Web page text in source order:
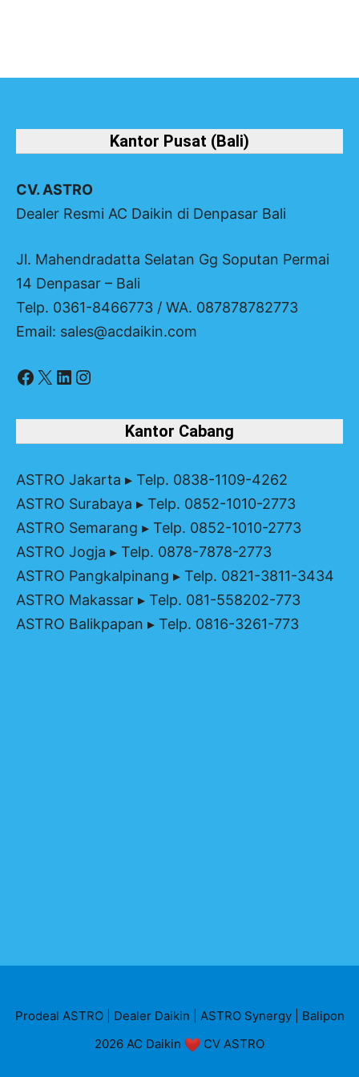
Kantor Pusat (Bali)
CV. ASTRO
Dealer Resmi AC Daikin di Denpasar Bali
Jl. Mahendradatta Selatan Gg Soputan Permai
14 Denpasar – Bali
Telp. 0361-8466773 / WA. 087878782773
Email: sales@acdaikin.com
Facebook
X LinkedIn
Instagram
Kantor Cabang
ASTRO Jakarta ▸ Telp. 0838-1109-4262
ASTRO Surabaya ▸ Telp. 0852-1010-2773
ASTRO Semarang ▸ Telp. 0852-1010-2773
ASTRO Jogja ▸ Telp. 0878-7878-2773
ASTRO Pangkalpinang ▸ Telp. 0821-3811-3434
ASTRO Makassar ▸ Telp. 081-558202-773
ASTRO Balikpapan ▸ Telp. 0816-3261-773
Prodeal ASTRO| Dealer Daikin ASTRO Synergy| Balipon
2026 AC Daikin CV ASTRO